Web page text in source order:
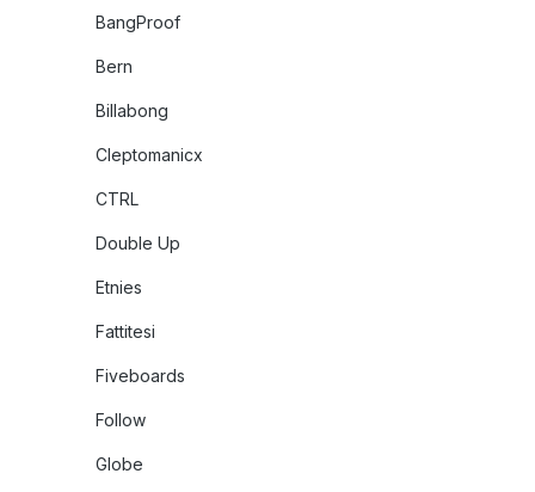
BangProof
Bern
Billabong
Cleptomanicx
CTRL
Double Up
Etnies
Fattitesi
Fiveboards
Follow
Globe